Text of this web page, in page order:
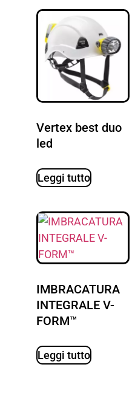
Vertex best duo
led
Leggi tutto
IMBRACATURA
INTEGRALE V-
FORM™
Leggi tutto